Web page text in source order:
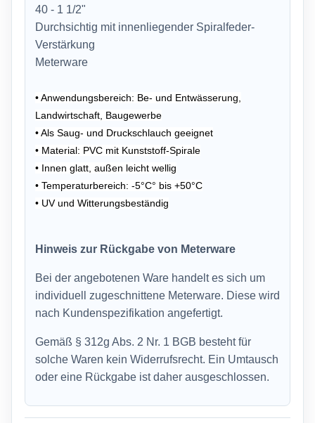
40 - 1 1/2"
Durchsichtig mit innenliegender Spiralfeder-
Verstärkung
Meterware
• Anwendungsbereich: Be- und Entwässerung,
Landwirtschaft, Baugewerbe
• Als Saug- und Druckschlauch geeignet
• Material: PVC mit Kunststoff-Spirale
• Innen glatt, außen leicht wellig
• Temperaturbereich: -5°C° bis +50°C
• UV und Witterungsbeständig
Hinweis zur Rückgabe von Meterware
Bei der angebotenen Ware handelt es sich um
individuell zugeschnittene Meterware. Diese wird
nach Kundenspezifikation angefertigt.
Gemäß § 312g Abs. 2 Nr. 1 BGB besteht für
solche Waren kein Widerrufsrecht. Ein Umtausch
oder eine Rückgabe ist daher ausgeschlossen.